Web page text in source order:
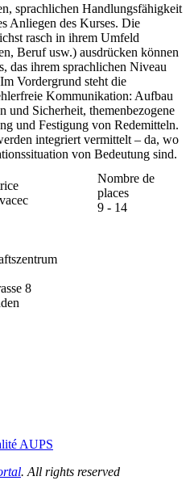
sprachlichen Handlungsfähigkeit
Anliegen des Kurses. Die
rasch in ihrem Umfeld
Beruf usw.) ausdrücken können
das ihrem sprachlichen Niveau
Vordergrund steht die
Kommunikation: Aufbau
und Sicherheit, themenbezogene
und Festigung von Redemitteln.
integriert vermittelt – da, wo
von Bedeutung sind.
Nombre de
places
9 - 14
8
AUPS
. All rights reserved